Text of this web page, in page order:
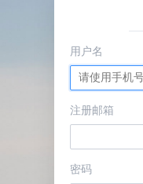
用户名
注册邮箱
密码